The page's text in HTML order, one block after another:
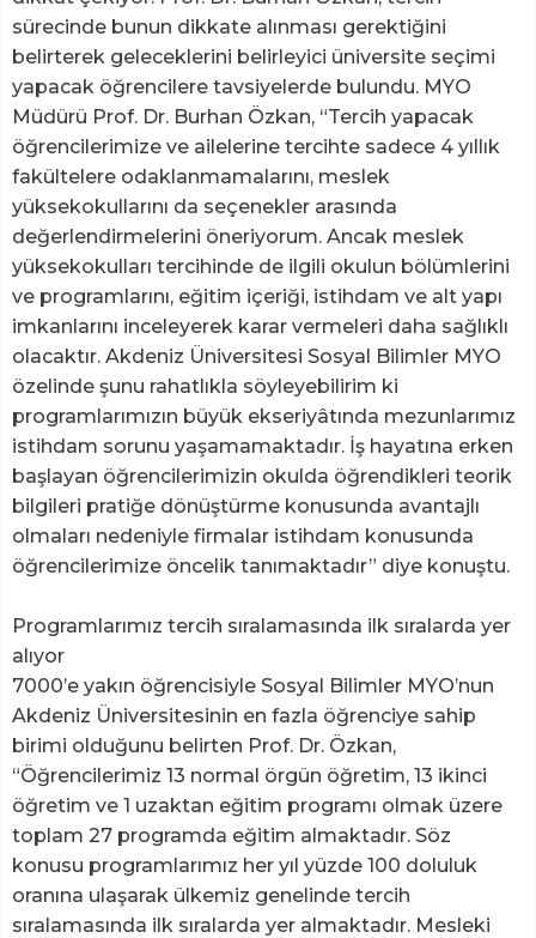
sürecinde bunun dikkate alınması gerektiğini
belirterek geleceklerini belirleyici üniversite seçimi
yapacak öğrencilere tavsiyelerde bulundu. MYO
Müdürü Prof. Dr. Burhan Özkan, “Tercih yapacak
öğrencilerimize ve ailelerine tercihte sadece 4 yıllık
fakültelere odaklanmamalarını, meslek
yüksekokullarını da seçenekler arasında
değerlendirmelerini öneriyorum. Ancak meslek
yüksekokulları tercihinde de ilgili okulun bölümlerini
ve programlarını, eğitim içeriği, istihdam ve alt yapı
imkanlarını inceleyerek karar vermeleri daha sağlıklı
olacaktır. Akdeniz Üniversitesi Sosyal Bilimler MYO
özelinde şunu rahatlıkla söyleyebilirim ki
programlarımızın büyük ekseriyâtında mezunlarımız
istihdam sorunu yaşamamaktadır. İş hayatına erken
başlayan öğrencilerimizin okulda öğrendikleri teorik
bilgileri pratiğe dönüştürme konusunda avantajlı
olmaları nedeniyle firmalar istihdam konusunda
öğrencilerimize öncelik tanımaktadır” diye konuştu.
Programlarımız tercih sıralamasında ilk sıralarda yer
alıyor
7000’e yakın öğrencisiyle Sosyal Bilimler MYO’nun
Akdeniz Üniversitesinin en fazla öğrenciye sahip
birimi olduğunu belirten Prof. Dr. Özkan,
“Öğrencilerimiz 13 normal örgün öğretim, 13 ikinci
öğretim ve 1 uzaktan eğitim programı olmak üzere
toplam 27 programda eğitim almaktadır. Söz
konusu programlarımız her yıl yüzde 100 doluluk
oranına ulaşarak ülkemiz genelinde tercih
sıralamasında ilk sıralarda yer almaktadır. Mesleki